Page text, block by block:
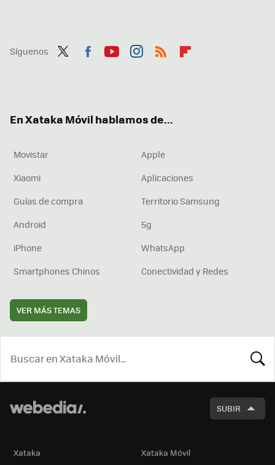
Síguenos
En Xataka Móvil hablamos de...
Movistar
Apple
Xiaomi
Aplicaciones
Guías de compra
Territorio Samsung
Android
5g
iPhone
WhatsApp
Smartphones Chinos
Conectividad y Redes
VER MÁS TEMAS
SUBIR
Xataka Xataka Móvil